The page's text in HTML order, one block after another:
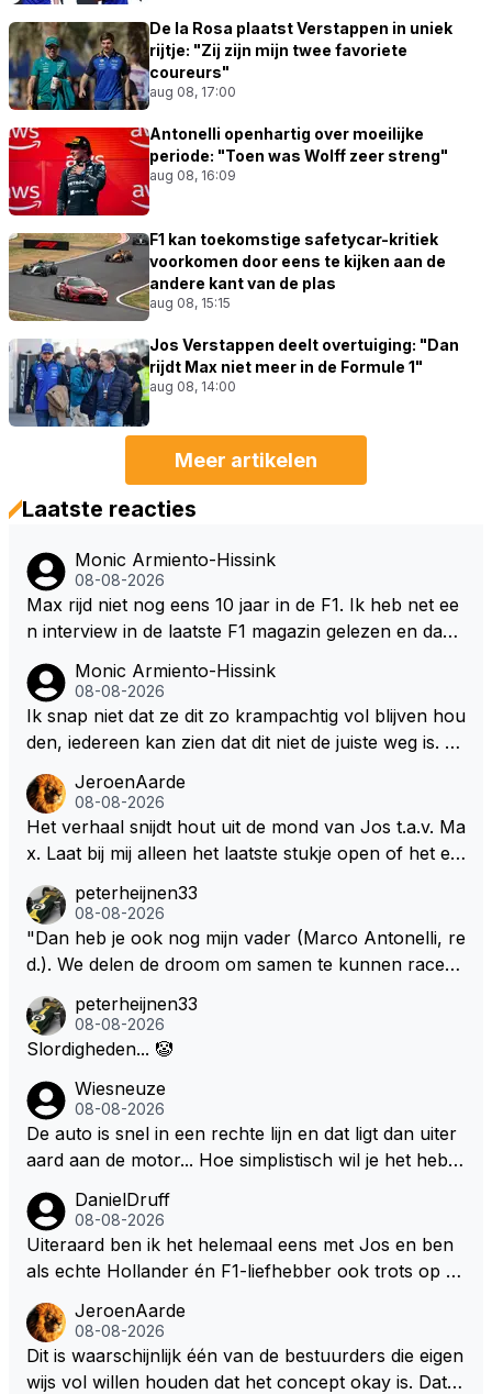
De la Rosa plaatst Verstappen in uniek
rijtje: "Zij zijn mijn twee favoriete
coureurs"
aug 08, 17:00
Antonelli openhartig over moeilijke
periode: "Toen was Wolff zeer streng"
aug 08, 16:09
F1 kan toekomstige safetycar-kritiek
voorkomen door eens te kijken aan de
andere kant van de plas
aug 08, 15:15
Jos Verstappen deelt overtuiging: "Dan
rijdt Max niet meer in de Formule 1"
aug 08, 14:00
Meer artikelen
Laatste reacties
Monic Armiento-Hissink
08-08-2026
Max rijd niet nog eens 10 jaar in de F1. Ik heb net ee
n interview in de laatste F1 magazin gelezen en daari
10, 20 jaar ziet staan, zijn antwoord:" dan moet er e
en professioneel team staan dat mee doet voor over
winningen en kampioenschappen. Die standaard mo
angt ook een klein beetje af van mijn eigen keuzes v
oor de komende jaren en wat ik doe in de F1. Maar
het is zeker de doelstelling om het race team verder
uit te breiden richting de langeafstandsracerij met na
me, niet richting de F1." Aangezien zijn team in diver
se klassen al meedoet en ook in de hoogste klasse,
zie ik hem er niet nog 10 jaar aanplakken aangezien
hij in datzelfde interview aangeeft er zelf als team ba
as boven op te willen zitten maar geen 24 races per
jaar van huis te willen zijn.
Monic Armiento-Hissink
08-08-2026
Ik snap niet dat ze dit zo krampachtig vol blijven hou
den, iedereen kan zien dat dit niet de juiste weg is. W
an te gaan wijzen naar anderen waarom het fout is
gegaan. Als ze hadden gewild dan hadden ze ook in
kunnen grijpen op basis van veiligheid want er zijn si
het vermogen van de auto en dat kan tot gevaarlijke
situaties leiden. Deze auto's worden steeds complex
er, ook voor de gene die ze moeten maken. Kunnen
we niet gewoon terug naar een gaspedaal, rempeda
al een versnellingsbak en een stuur?
JeroenAarde
08-08-2026
Het verhaal snijdt hout uit de mond van Jos t.a.v. Ma
x. Laat bij mij alleen het laatste stukje open of het ee
elijkheid.
peterheijnen33
08-08-2026
"Dan heb je ook nog mijn vader (Marco Antonelli, re
d.). We delen de droom om samen te kunnen racen i
out die droom met Kimi en Marco én Max én Jos? ;)
peterheijnen33
08-08-2026
Slordigheden... 🤡
Wiesneuze
08-08-2026
De auto is snel in een rechte lijn en dat ligt dan uiter
aard aan de motor... Hoe simplistisch wil je het hebb
rstand ontzettend belangrijk. Heeft Red Bull bochtgri
p opgegeven voor topsnelheid? Dat is iets wat vaker
gebeurd is, zeker met Verstappen aan bet stuur.
DanielDruff
08-08-2026
Uiteraard ben ik het helemaal eens met Jos en ben
als echte Hollander én F1-liefhebber ook trots op de
aatste tijd kriebelt bij mij toch de wens dat hij nog een
s een knappe auto van Red Bull krijgt, waarmee hij d
ie laatste paar records van Lewis 'ik-reed-in-een-Me
JeroenAarde
08-08-2026
Dit is waarschijnlijk één van de bestuurders die eigen
wijs vol willen houden dat het concept okay is. Dat is